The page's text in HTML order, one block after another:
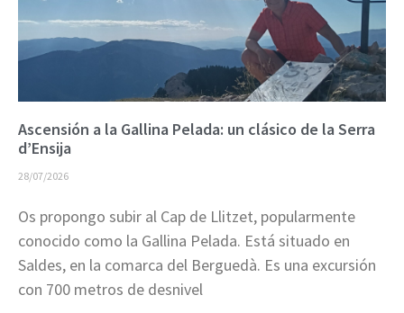
Ascensión a la Gallina Pelada: un clásico de la Serra
d’Ensija
28/07/2026
Os propongo subir al Cap de Llitzet, popularmente
conocido como la Gallina Pelada. Está situado en
Saldes, en la comarca del Berguedà. Es una excursión
con 700 metros de desnivel